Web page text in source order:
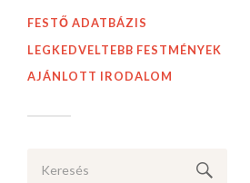
FESTŐ ADATBÁZIS
LEGKEDVELTEBB FESTMÉNYEK
AJÁNLOTT IRODALOM